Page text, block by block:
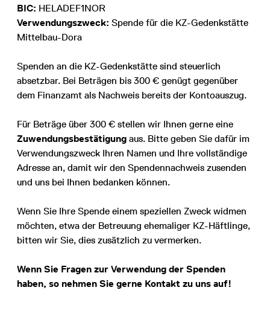
BIC: HELADEF1NOR
Verwendungszweck: Spende für die KZ-Gedenkstätte
Mittelbau-Dora
Spenden an die KZ-Gedenkstätte sind steuerlich
absetzbar. Bei Beträgen bis 300 € genügt gegenüber
dem Finanzamt als Nachweis bereits der Kontoauszug.
Für Beträge über 300 € stellen wir Ihnen gerne eine
Zuwendungsbestätigung aus. Bitte geben Sie dafür im
Verwendungszweck Ihren Namen und Ihre vollständige
Adresse an, damit wir den Spendennachweis zusenden
und uns bei Ihnen bedanken können.
Wenn Sie Ihre Spende einem speziellen Zweck widmen
möchten, etwa der Betreuung ehemaliger KZ-Häftlinge,
bitten wir Sie, dies zusätzlich zu vermerken.
Wenn Sie Fragen zur Verwendung der Spenden
haben, so nehmen Sie gerne Kontakt zu uns auf!